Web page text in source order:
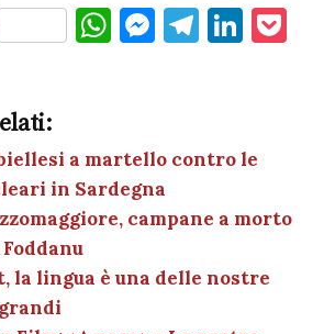
W
A
p
p
M
g
er
T
a
Li
dI
a martello contro le
in Sardegna
campane a morto
la lingua è una delle nostre